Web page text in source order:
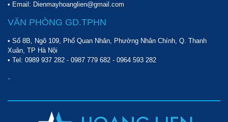
• Email: Dienmayhoanglien@gmail.com
VĂN PHÒNG GD.TPHN
• Số 8B, Ngõ 109, Phố Quan Nhân, Phường Nhân Chính, Q. Thanh
Xuân, TP Hà Nội
• Tel: 0989 937 282 - 0987 779 682 - 0964 593 282
-